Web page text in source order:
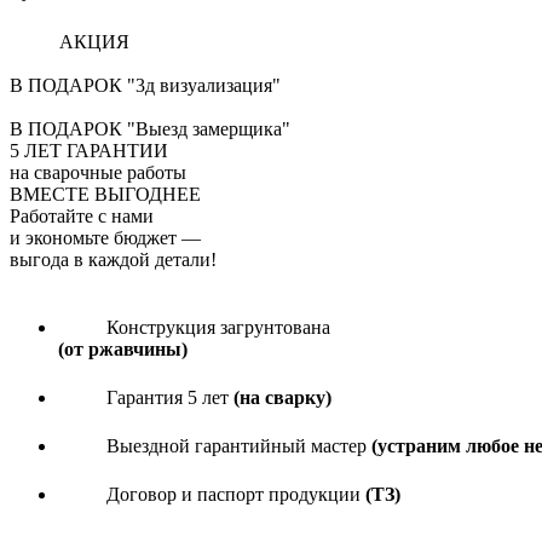
АКЦИЯ
В ПОДАРОК "3д визуализация"
В ПОДАРОК "Выезд замерщика"
5 ЛЕТ ГАРАНТИИ
на сварочные работы
ВМЕСТЕ ВЫГОДНЕЕ
Работайте с нами
и экономьте бюджет —
выгода в каждой детали!
Конструкция загрунтована
(от ржавчины)
Гарантия 5 лет (на сварку)
Выездной гарантийный мастер (устраним любое
Договор и паспорт продукции (ТЗ)